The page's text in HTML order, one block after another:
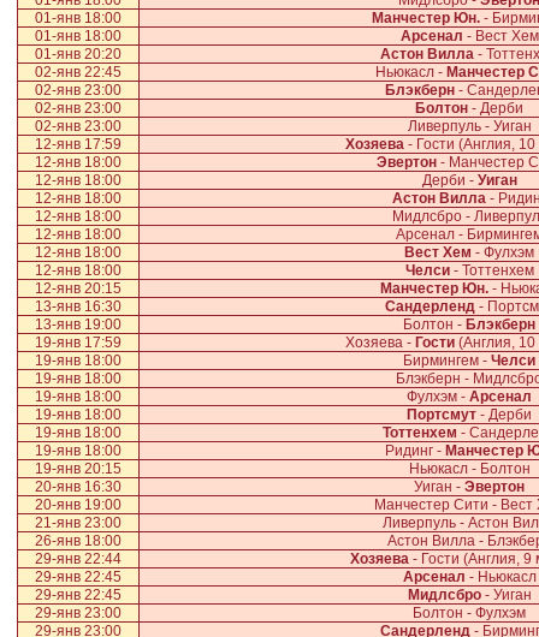
01-янв 18:00
Манчестер Юн.-
01-янв 18:00
Арсенал - Вест Хем
01-янв 20:20
Астон Вилла -
02-янв 22:45
Ньюкасл - Манчестер
02-янв 23:00
Блэкберн -
02-янв 23:00
Болтон - Дерби
02-янв 23:00
Ливерпуль - Уиган
12-янв 17:59
Хозяева - Гости (Англия,
12-янв 18:00
Эвертон- Манчестер
12-янв 18:00
Дерби - Уиган
12-янв 18:00
Астон Вилла -
12-янв 18:00
Мидлсбро -
12-янв 18:00
Арсенал -
12-янв 18:00
Вест Хем - Фулхэм
12-янв 18:00
Челси- Тоттенхем
12-янв 20:15
Манчестер Юн.-
13-янв 16:30
Сандерленд -
13-янв 19:00
Болтон - Блэкберн
19-янв 17:59
Хозяева - Гости (Англия,
19-янв 18:00
Бирмингем - Челси
19-янв 18:00
Блэкберн -
19-янв 18:00
Фулхэм - Арсенал
19-янв 18:00
Портсмут - Дерби
19-янв 18:00
Тоттенхем -
19-янв 18:00
Ридинг - Манчестер
19-янв 20:15
Ньюкасл - Болтон
20-янв 16:30
Уиган - Эвертон
20-янв 19:00
Манчестер Сити - Вест
21-янв 23:00
Ливерпуль - Астон
26-янв 18:00
Астон Вилла -
29-янв 22:44
Хозяева- Гости (Англия, 9
29-янв 22:45
Арсенал - Ньюкасл
29-янв 22:45
Мидлсбро- Уиган
29-янв 23:00
Болтон - Фулхэм
29-янв 23:00
Сандерленд -